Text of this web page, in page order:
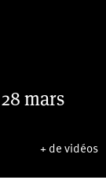
mars
+ de vidéos